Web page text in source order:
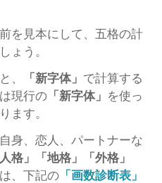
を見本にして、五格の計
ょう。
、 「新字体」 で計算する
現行の 「新字体」 を使っ
ます。
身、恋人、パートナーな
人格」 「地格」
「外格」
、下記の 「画数診断表」